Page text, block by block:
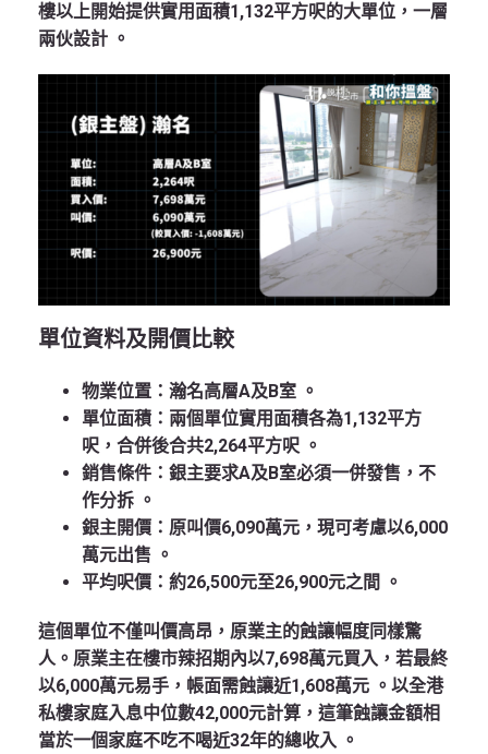
樓以上開始提供實用面積1,132平方呎的大單位，一層
兩伙設計 。
單位資料及開價比較
物業位置 ：瀚名高層A及B室 。
單位面積 ：兩個單位實用面積各為1,132平方
呎，合併後合共2,264平方呎 。
銷售條件 ：銀主要求A及B室必須一併發售，不
作分拆 。
銀主開價 ：原叫價6,090萬元，現可考慮以6,000
萬元出售 。
平均呎價 ：約26,500元至26,900元之間 。
這個單位不僅叫價高昂，原業主的蝕讓幅度同樣驚
人。原業主在樓市辣招期內以7,698萬元買入，若最終
以6,000萬元易手，帳面需蝕讓近1,608萬元 。以全港
私樓家庭入息中位數42,000元計算，這筆蝕讓金額相
當於一個家庭不吃不喝近32年的總收入 。